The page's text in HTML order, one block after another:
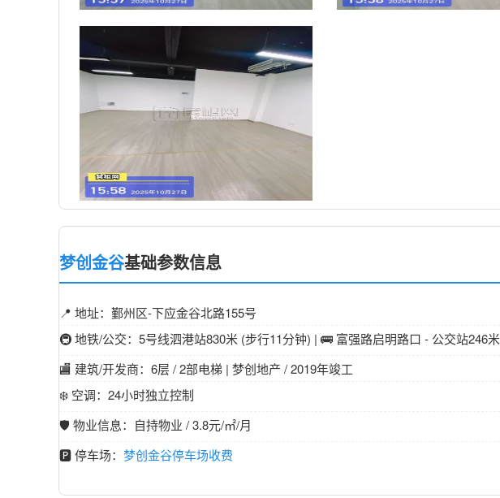
梦创金谷基础参数信息
📍 地址：鄞州区-下应金谷北路155号
🚇 地铁/公交：5号线泗港站830米 (步行11分钟) | 🚌 富强路启明路口 - 公交站246米
🏬 建筑/开发商：6层 / 2部电梯 | 梦创地产 / 2019年竣工
❄️ 空调：24小时独立控制
🛡️ 物业信息：自持物业 / 3.8元/㎡/月
🅿️ 停车场： 梦创金谷停车场收费